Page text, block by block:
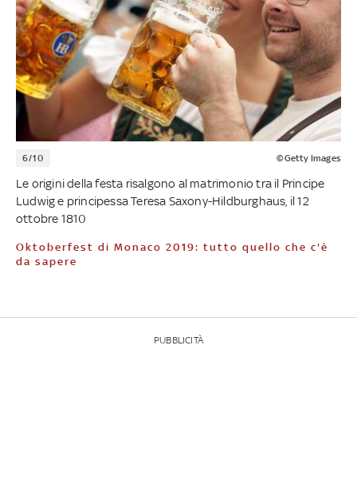
6/10 ©Getty Images
Le origini della festa risalgono al matrimonio tra il Principe
Ludwig e principessa Teresa Saxony-Hildburghaus, il 12
ottobre 1810
Oktoberfest di Monaco 2019: tutto quello che c'è
da sapere
PUBBLICITÀ